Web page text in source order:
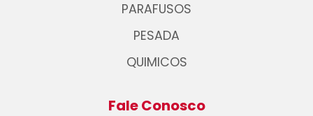
PARAFUSOS
PESADA
QUIMICOS
Fale Conosco